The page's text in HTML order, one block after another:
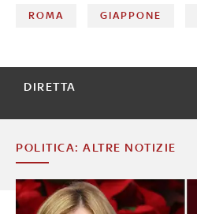
ROMA GIAPPONE
DIRETTA
POLITICA: ALTRE NOTIZIE